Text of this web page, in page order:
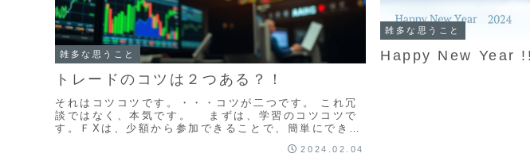
雑多な思うこと
トレードのコツは２つある？！
それはコツコツです。・・・コツが二つです。 これ冗
談ではなく、本気です。 まずは、学習のコツコツで
す。ＦXは、少額から参加できることで、簡単にできる
2024.02.04
雑多な思うこと
Happy New Year